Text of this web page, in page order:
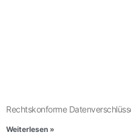
Rechtskonforme
Weiterlesen »